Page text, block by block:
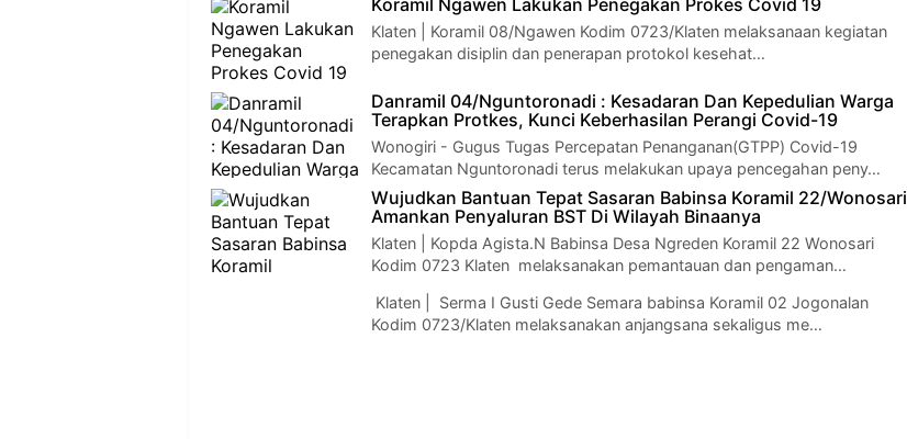
Koramil Ngawen Lakukan Penegakan Prokes Covid 19
Klaten | Koramil 08/Ngawen Kodim 0723/Klaten melaksanaan kegiatan
penegakan disiplin dan penerapan protokol kesehat…
Danramil 04/Nguntoronadi : Kesadaran Dan Kepedulian Warga
Terapkan Protkes, Kunci Keberhasilan Perangi Covid-19
Wonogiri - Gugus Tugas Percepatan Penanganan(GTPP) Covid-19
Kecamatan Nguntoronadi terus melakukan upaya pencegahan peny…
Wujudkan Bantuan Tepat Sasaran Babinsa Koramil 22/Wonosari
Amankan Penyaluran BST Di Wilayah Binaanya
Klaten | Kopda Agista.N Babinsa Desa Ngreden Koramil 22 Wonosari
Kodim 0723 Klaten melaksanakan pemantauan dan pengaman…
Klaten | Serma I Gusti Gede Semara babinsa Koramil 02 Jogonalan
Kodim 0723/Klaten melaksanakan anjangsana sekaligus me…